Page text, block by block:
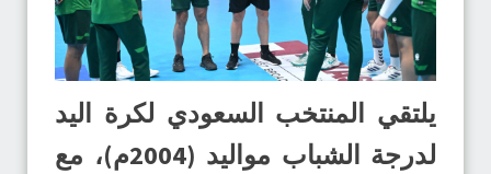
يلتقي المنتخب السعودي لكرة اليد
لدرجة الشباب مواليد (2004م)، مع